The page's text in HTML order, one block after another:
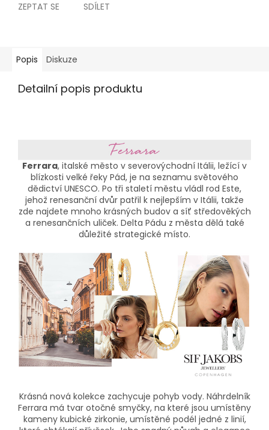
ZEPTAT SE SDÍLET
Popis Diskuze
Detailní popis produktu
Ferrara, italské město v severovýchodní Itálii, ležící v
blízkosti velké řeky Pád, je na seznamu světového
dědictví UNESCO. Po tři staletí městu vládl rod Este,
jehož renesanční dvůr patřil k nejlepším v Itálii, takže
zde najdete mnoho krásných budov a síť středověkých
a renesančních uliček. Delta Pádu z města dělá také
důležité strategické místo.
Krásná nová kolekce zachycuje pohyb vody. Náhrdelník
Ferrara má tvar otočné smyčky, na které jsou umístěny
kameny kubické zirkonie, umístěné podél jedné z linií,